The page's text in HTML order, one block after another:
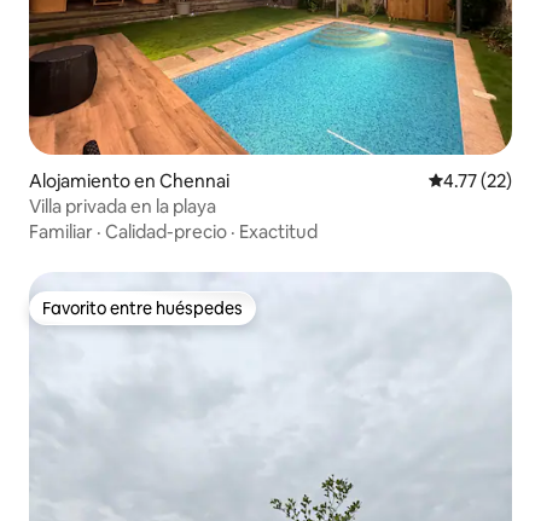
Alojamiento en Chennai Calificación
4.77 (22)
Villa privada en la playa
Familiar · Calidad-precio · Exactitud
Favorito entre huéspedes
Favorito entre huéspedes